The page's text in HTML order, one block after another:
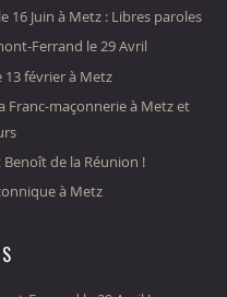
16 Juin à Metz : Libres paroles
Ferrand le 29 Avril
13 février à Metz
Franc-maçonnerie à Metz et
de la Réunion !
à Metz